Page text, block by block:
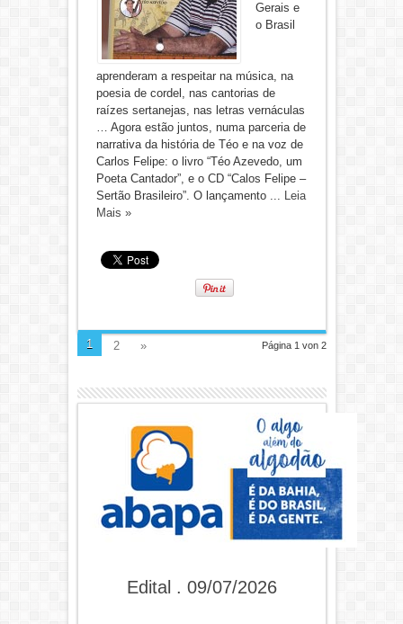
Gerais e
o Brasil
aprenderam a respeitar na música, na
poesia de cordel, nas cantorias de
raízes sertanejas, nas letras vernáculas
… Agora estão juntos, numa parceria de
narrativa da história de Téo e na voz de
Carlos Felipe: o livro “Téo Azevedo, um
Poeta Cantador”, e o CD “Calos Felipe –
Sertão Brasileiro”. O lançamento ... Leia
Mais »
Página 1 von 2
1 2 »
Edital . 09/07/2026